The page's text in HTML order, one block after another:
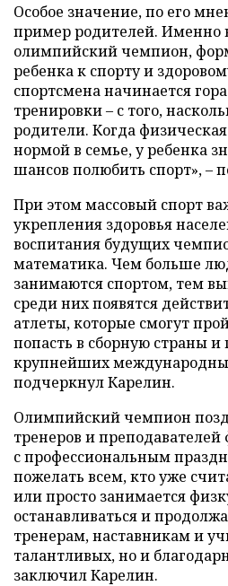
Особое значение, по его
пример родителей. Именно
олимпийский чемпион,
ребенка к спорту и
спортсмена начинается
тренировки – с того,
родители. Когда
нормой в семье, у ребенка
шансов полюбить спорт», –
При этом массовый спорт
укрепления здоровья
воспитания будущих
математика. Чем больше
занимаются спортом, тем
среди них появятся
атлеты, которые смогут
попасть в сборную страны и
крупнейших
подчеркнул Карелин.
Олимпийский чемпион
тренеров и
с профессиональным
пожелать всем, кто уже
или просто занимается
останавливаться и
тренерам, наставникам и
талантливых, но и
заключил Карелин.